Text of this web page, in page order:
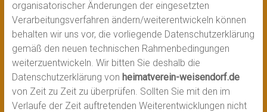
organisatorischer Änderungen der eingesetzten
Verarbeitungsverfahren ändern/weiterentwickeln können
behalten wir uns vor, die vorliegende Datenschutzerklärung
gemäß den neuen technischen Rahmenbedingungen
weiterzuentwickeln. Wir bitten Sie deshalb die
Datenschutzerklärung von heimatverein-weisendorf.de
von Zeit zu Zeit zu überprüfen. Sollten Sie mit den im
Verlaufe der Zeit auftretenden Weiterentwicklungen nicht